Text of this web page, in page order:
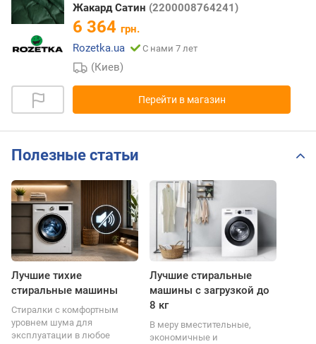
Жакард Сатин (2200008764241)
6 364 грн.
Rozetka.ua
С нами 7 лет
(Киев)
Перейти в магазин
Полезные статьи
Лучшие тихие
стиральные машины
Стиралки с комфортным
уровнем шума для
эксплуатации в любое
Лучшие стиральные
машины с загрузкой до
8 кг
В меру вместительные,
экономичные и